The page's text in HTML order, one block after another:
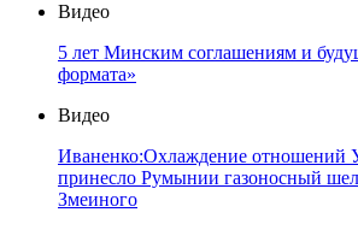
Видео
5 лет Минским соглашениям и
формата»
Видео
Иваненко:Охлаждение отношений
принесло Румынии газоносный
Змеиного